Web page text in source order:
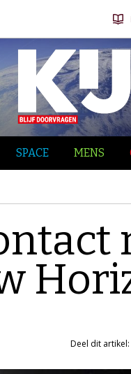
SPACE MENS
Deel dit artikel: